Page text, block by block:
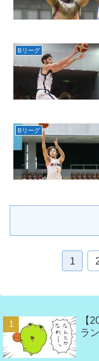
Bリーグ
Bリーグ
1
【
ラ